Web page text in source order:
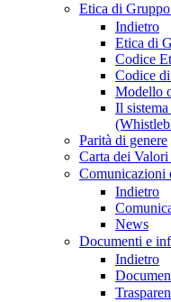
Etica di
Indietro
Etica di
Codice
Codice
Modello
Il
Parità di genere
Carta dei
Comunicazioni
Indietro
News
Documenti e
Indietro